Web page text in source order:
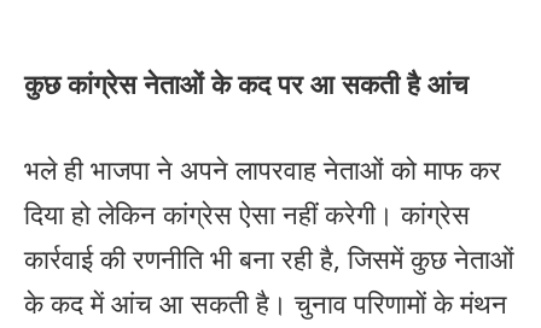
कुछ कांग्रेस नेताओं के कद पर आ सकती है आंच
भले ही भाजपा ने अपने लापरवाह नेताओं को माफ कर
दिया हो लेकिन कांग्रेस ऐसा नहीं करेगी। कांग्रेस
कार्रवाई की रणनीति भी बना रही है, जिसमें कुछ नेताओं
के कद में आंच आ सकती है। चुनाव परिणामों के मंथन